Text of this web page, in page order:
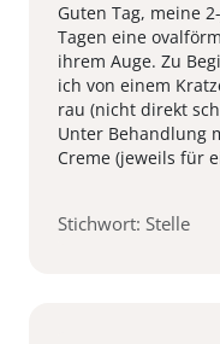
Guten Tag, meine
Tagen eine
ihrem Auge. Zu
ich von einem
rau (nicht direkt
Unter Behandlung
Creme (jeweils für
Stichwort: Stelle